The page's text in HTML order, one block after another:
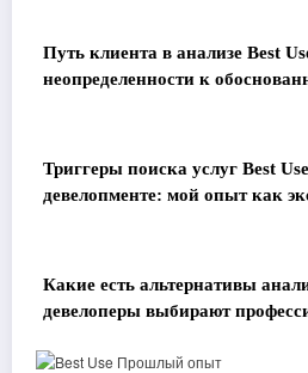
Путь клиента в анализе Best
неопределенности к
Триггеры поиска услуг Best
девелопменте: мой опыт как
Какие есть альтернативы
девелоперы выбирают